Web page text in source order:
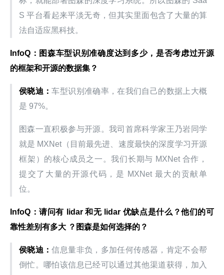
S 平台看起来平淡无奇，但其实里面包含了大量的算
法自适应黑科技。
InfoQ：图森车型识别准确度达到多少，是否考虑过开源
的框架和开源的数据集？
侯晓迪：车型识别准确率，在我们自己的数据上大概
是 97%。
图森一直积极参与开源。我司首席科学家王乃岩同学
就是 MXNet（目前最先进、速度最快的深度学习开源
框架）的核心成员之一。我们长期与 MXNet 合作，
提交了大量的开源代码，是 MXNet 最大的贡献单
位。
InfoQ：请问有 lidar 和无 lidar 优缺点是什么？他们的可
靠性差别有多大 ？图森是如何选择的？
侯晓迪：信息量非负，多加任何传感器，肯定不会帮
倒忙。哪怕该信息已经可以通过其他渠道获得，加入